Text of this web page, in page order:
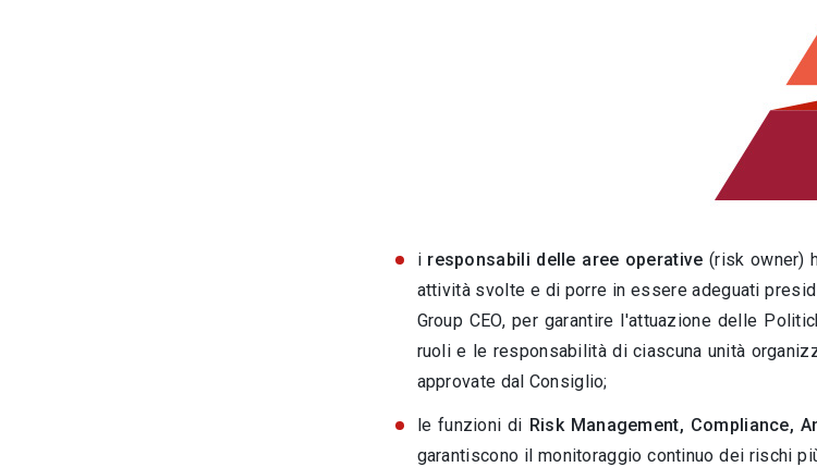
i responsabili delle aree operative (risk owner)
attività svolte e di porre in essere adeguati
Group CEO, per garantire l'attuazione delle
ruoli e le responsabilità di ciascuna unità
approvate dal Consiglio;
le funzioni di Risk Management, Compliance,
garantiscono il monitoraggio continuo dei rischi